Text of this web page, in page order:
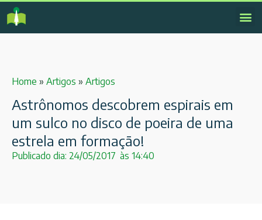
Home » Artigos » Artigos
Astrônomos descobrem espirais em
um sulco no disco de poeira de uma
estrela em formação!
Publicado dia: 24/05/2017 às 14:40